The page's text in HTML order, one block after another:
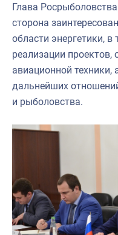
Глава
сторона
области энергетики,
реализации проектов,
авиационной техники,
дальнейших
и рыболовства.